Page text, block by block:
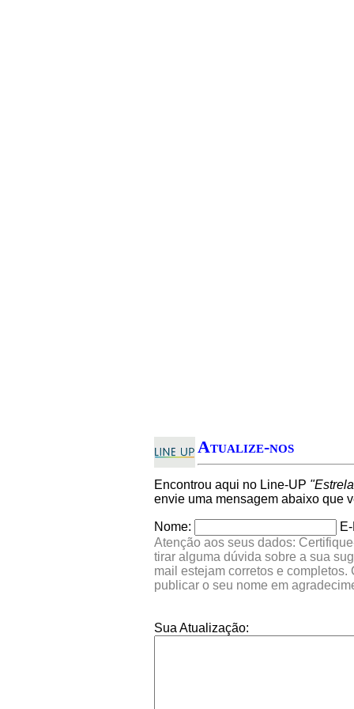
Atualize-nos
Encontrou aqui no Line-UP
envie uma mensagem abaixo que
Nome:
Atenção aos seus dados:
tirar alguma dúvida sobre a sua
mail estejam corretos e
publicar o seu nome em
Sua Atualização: